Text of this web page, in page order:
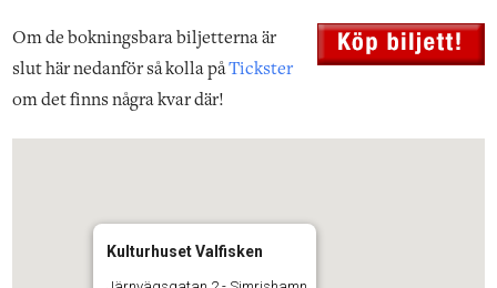
Om de bokningsbara biljetterna är
slut här nedanför så kolla påTickster
om det finns några kvar där!
Kulturhuset Valfisken